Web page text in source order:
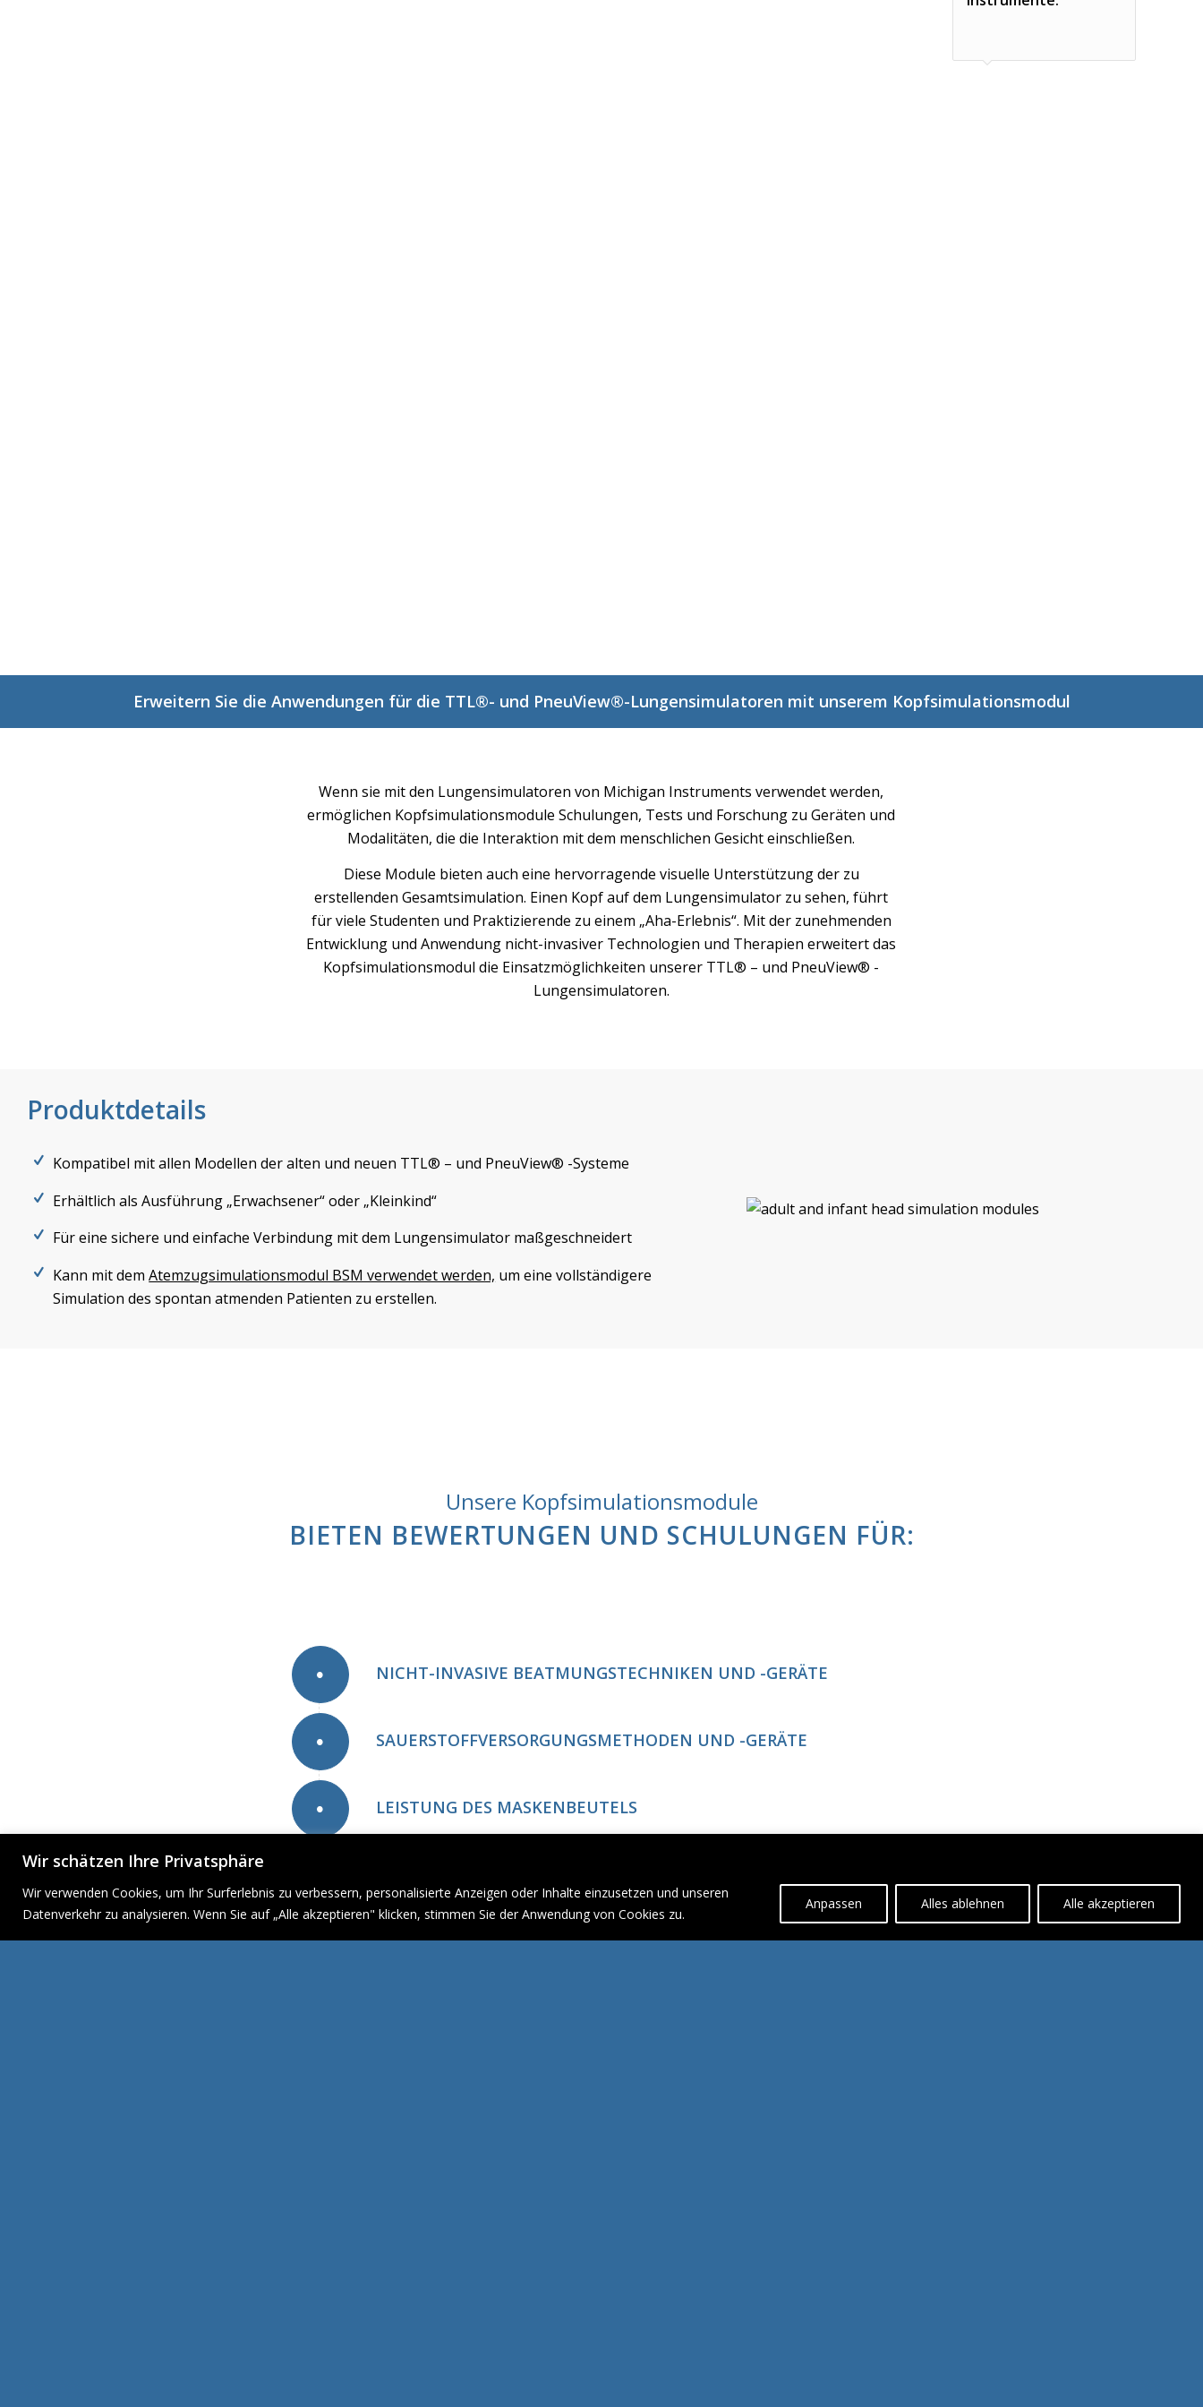
Wir schätzen Ihre Privatsphäre
Wir verwenden Cookies, um Ihr Surferlebnis zu verbessern, personalisierte Anzeigen oder Inhalte einzusetzen und unseren
Datenverkehr zu analysieren. Wenn Sie auf „Alle akzeptieren" klicken, stimmen Sie der Anwendung von Cookies zu.
Anpassen Alles ablehnen Alle akzeptieren
Erweitern Sie die Anwendungen für die TTL®- und PneuView®-Lungensimulatoren mit unserem Kopfsimulationsmodul
Wenn sie mit den Lungensimulatoren von Michigan Instruments verwendet werden,
ermöglichen Kopfsimulationsmodule Schulungen, Tests und Forschung zu Geräten und
Modalitäten, die die Interaktion mit dem menschlichen Gesicht einschließen.
Diese Module bieten auch eine hervorragende visuelle Unterstützung der zu
erstellenden Gesamtsimulation. Einen Kopf auf dem Lungensimulator zu sehen, führt
für viele Studenten und Praktizierende zu einem „Aha-Erlebnis“. Mit der zunehmenden
Entwicklung und Anwendung nicht-invasiver Technologien und Therapien erweitert das
Kopfsimulationsmodul die Einsatzmöglichkeiten unserer TTL® – und PneuView® -
Lungensimulatoren.
Produktdetails
Kompatibel mit allen Modellen der alten und neuen TTL® – und PneuView® -Systeme
Erhältlich als Ausführung „Erwachsener“ oder „Kleinkind“
Für eine sichere und einfache Verbindung mit dem Lungensimulator maßgeschneidert
Kann mit demAtemzugsimulationsmodul BSM verwendet werden, um eine vollständigere
Simulation des spontan atmenden Patienten zu erstellen.
Unsere Kopfsimulationsmodule
BIETEN BEWERTUNGEN UND SCHULUNGEN FÜR:
NICHT-INVASIVE BEATMUNGSTECHNIKEN UND -GERÄTE
SAUERSTOFFVERSORGUNGSMETHODEN UND -GERÄTE
LEISTUNG DES MASKENBEUTELS
EINE VIELZAHL VON NASALEN ANWENDUNGEN